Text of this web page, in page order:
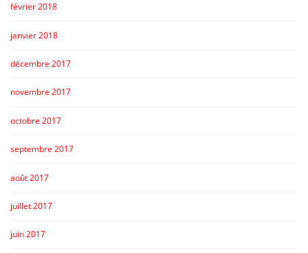
février 2018
janvier 2018
décembre 2017
novembre 2017
octobre 2017
septembre 2017
août 2017
juillet 2017
juin 2017